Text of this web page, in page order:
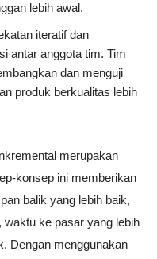
lebih awal.
iteratif dan
antar anggota tim. Tim
dan menguji
produk berkualitas lebih
merupakan
konsep ini memberikan
balik yang lebih baik,
waktu ke pasar yang lebih
Dengan menggunakan